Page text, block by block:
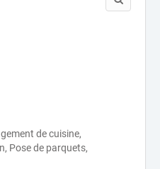
de cuisine,
Pose de parquets,